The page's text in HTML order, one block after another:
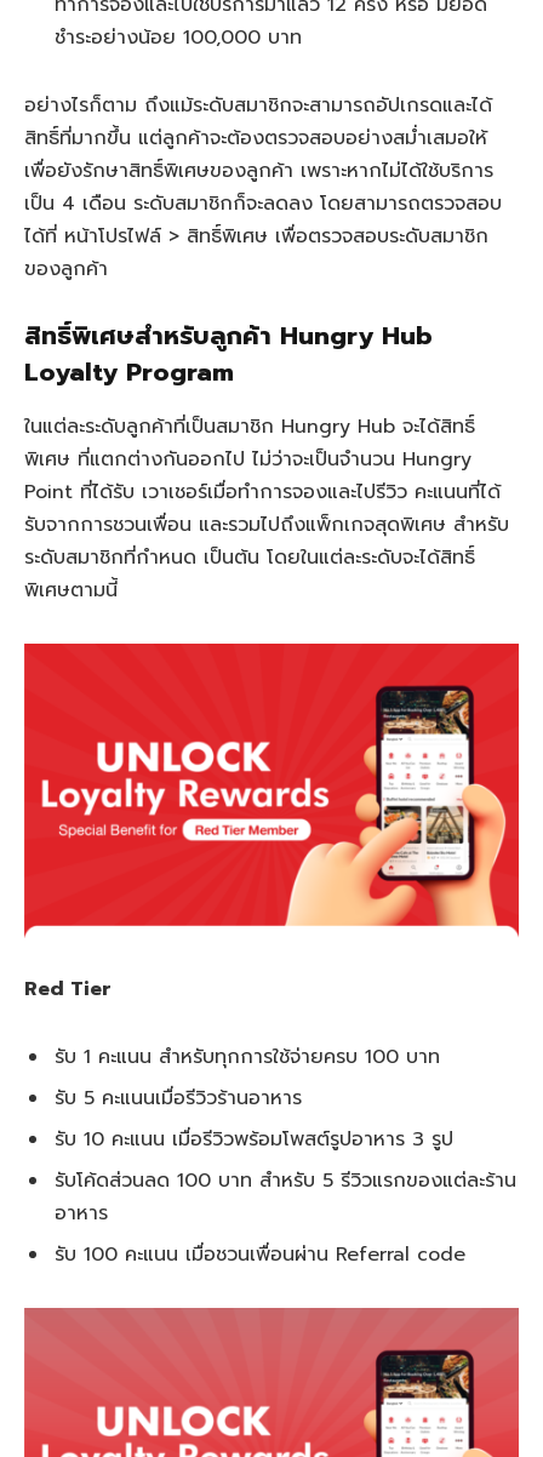
ชำระอย่างน้อย 100,000 บาท
อย่างไรก็ตาม ถึงแม้ระดับสมาชิกจะสามารถอัปเกรดและได้
สิทธิ์ที่มากขึ้น แต่ลูกค้าจะต้องตรวจสอบอย่างสม่ำเสมอให้
เพื่อยังรักษาสิทธิ์พิเศษของลูกค้า เพราะหากไม่ได้ใช้บริการ
เป็น 4 เดือน ระดับสมาชิกก็จะลดลง โดยสามารถตรวจสอบ
ได้ที่ หน้าโปรไฟล์ > สิทธิ์พิเศษ เพื่อตรวจสอบระดับสมาชิก
ของลูกค้า
สิทธิ์พิเศษสำหรับลูกค้า Hungry Hub
Loyalty Program
ในแต่ละระดับลูกค้าที่เป็นสมาชิก Hungry Hub จะได้สิทธิ์
พิเศษ ที่แตกต่างกันออกไป ไม่ว่าจะเป็นจำนวน Hungry
Point ที่ได้รับ เวาเชอร์เมื่อทำการจองและไปรีวิว คะแนนที่ได้
รับจากการชวนเพื่อน และรวมไปถึงแพ็กเกจสุดพิเศษ สำหรับ
ระดับสมาชิกที่กำหนด เป็นต้น โดยในแต่ละระดับจะได้สิทธิ์
พิเศษตามนี้
Red Tier
รับ 1 คะแนน สำหรับทุกการใช้จ่ายครบ 100 บาท
รับ 5 คะแนนเมื่อรีวิวร้านอาหาร
รับ 10 คะแนน เมื่อรีวิวพร้อมโพสต์รูปอาหาร 3 รูป
รับโค้ดส่วนลด 100 บาท สำหรับ 5 รีวิวแรกของแต่ละร้าน
อาหาร
รับ 100 คะแนน เมื่อชวนเพื่อนผ่าน Referral code